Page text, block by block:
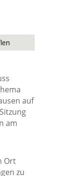
auf
am
Ort
zu